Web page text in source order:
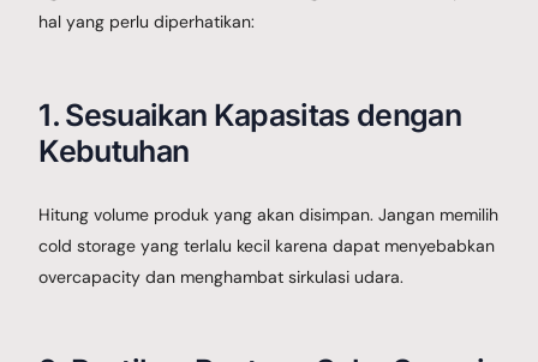
hal yang perlu diperhatikan:
1. Sesuaikan Kapasitas dengan
Kebutuhan
Hitung volume produk yang akan disimpan. Jangan memilih
cold storage yang terlalu kecil karena dapat menyebabkan
overcapacity dan menghambat sirkulasi udara.